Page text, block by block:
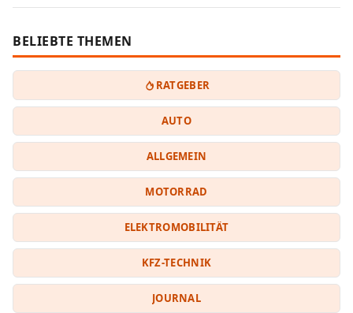
BELIEBTE THEMEN
RATGEBER
AUTO
ALLGEMEIN
MOTORRAD
ELEKTROMOBILITÄT
KFZ-TECHNIK
JOURNAL